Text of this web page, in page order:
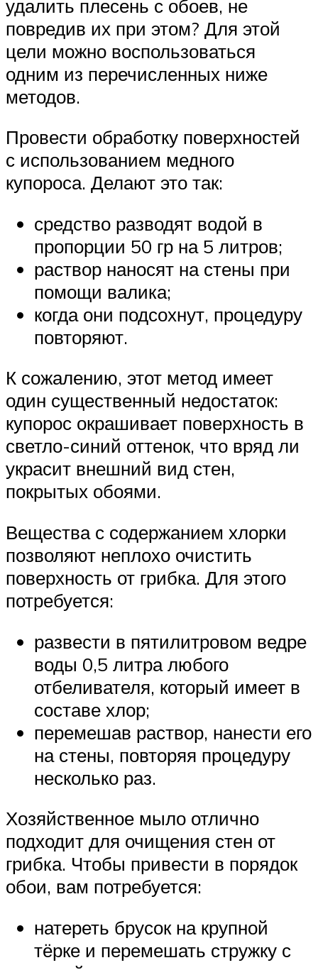
удалить плесень с обоев, не
повредив их при этом? Для этой
цели можно воспользоваться
одним из перечисленных ниже
методов.
Провести обработку поверхностей
с использованием медного
купороса. Делают это так:
средство разводят водой в
пропорции 50 гр на 5 литров;
раствор наносят на стены при
помощи валика;
когда они подсохнут, процедуру
повторяют.
К сожалению, этот метод имеет
один существенный недостаток:
купорос окрашивает поверхность в
светло-синий оттенок, что вряд ли
украсит внешний вид стен,
покрытых обоями.
Вещества с содержанием хлорки
позволяют неплохо очистить
поверхность от грибка. Для этого
потребуется:
развести в пятилитровом ведре
воды 0,5 литра любого
отбеливателя, который имеет в
составе хлор;
перемешав раствор, нанести его
на стены, повторяя процедуру
несколько раз.
Хозяйственное мыло отлично
подходит для очищения стен от
грибка. Чтобы привести в порядок
обои, вам потребуется:
натереть брусок на крупной
тёрке и перемешать стружку с